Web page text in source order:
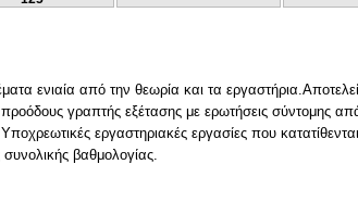
ενιαία από την θεωρία και τα
γραπτής εξέτασης με ερωτήσεις σύντομης
εργαστηριακές εργασίες που
βαθμολογίας.